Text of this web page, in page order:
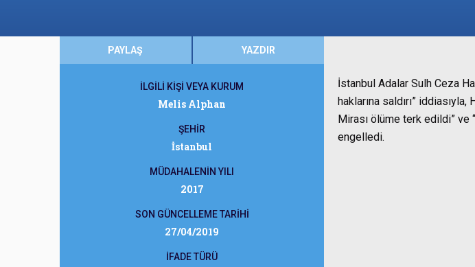
PAYLAŞ YAZDIR
İLGİLİ KİŞİ VEYA KURUM
Melis Alphan
ŞEHİR
İstanbul
MÜDAHALENİN YILI
2017
SON GÜNCELLEME TARİHİ
27/04/2019
İFADE TÜRÜ
İstanbul Adalar Sulh Ceza
haklarına saldırı”
Mirası ölüme terk edildi” ve
engelledi.